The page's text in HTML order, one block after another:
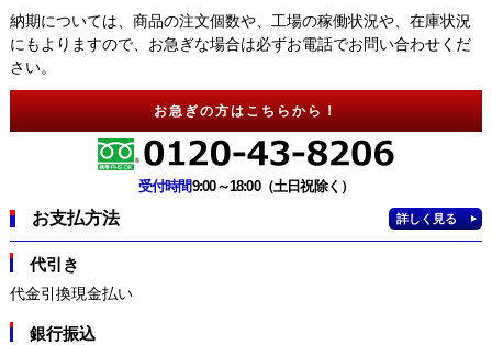
納期については、商品の注文個数や、工場の稼働状況や、在庫状況
にもよりますので、お急ぎな場合は必ずお電話でお問い合わせくだ
さい。
お急ぎの方はこちらから！
受付時間9:00～18:00（土日祝除く）
お支払方法 詳しく見る
代引き
代金引換現金払い
銀行振込